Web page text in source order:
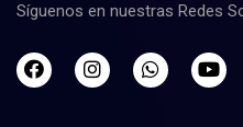
Síguenos en nuestras Redes